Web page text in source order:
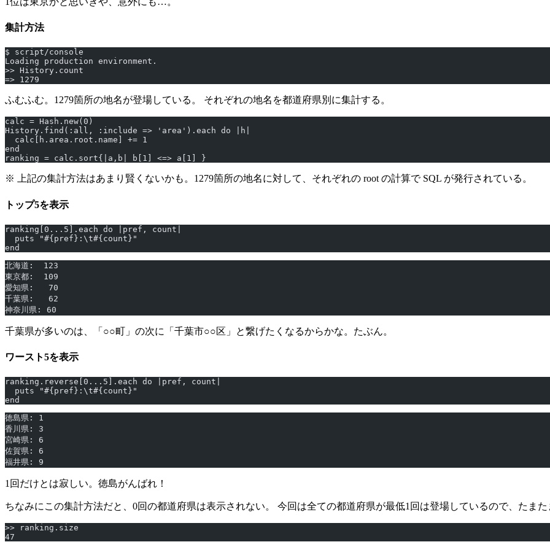
集計方法
$ script/console
Loading production environment.
>> History.count
=> 1279
ふむふむ。1279箇所の地名が登場している。 それぞれの地名を都道府県別に集計する。
calc = Hash.new(0)
History.find(:all, :include => 'area').each do |h|
  calc[h.area.root.name] += 1
end
ranking = calc.sort{|a,b| b[1] <=> a[1] }
※ 上記の集計方法はあまり賢くないかも。1279箇所の地名に対して、それぞれの root の計算で SQL が発行されている。
トップ5を表示
ranking[0...5].each do |pref, count|
  puts "#{pref}:\t#{count}"
end
北海道:  123
東京都:  109
愛知県:   70
千葉県:   62
神奈川県: 60
千葉県が多いのは、「○○町」の次に「千葉市○○区」と繋げたくなるからかな。たぶん。
ワースト5を表示
ranking.reverse[0...5].each do |pref, count|
  puts "#{pref}:\t#{count}"
end
徳島県: 1
香川県: 3
宮崎県: 6
佐賀県: 6
福井県: 9
1回だけとは寂しい。徳島がんばれ！
ちなみにこの集計方法だと、0回の都道府県は表示されない。 今回は全ての都道府県が最低1回は登場しているので、たまた
>> ranking.size
47